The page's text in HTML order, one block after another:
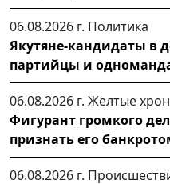
06.08.2026 г. Политика
Якутяне-кандидаты в
партийцы и
06.08.2026 г. Желтые
Фигурант громкого
признать его
06.08.2026 г.